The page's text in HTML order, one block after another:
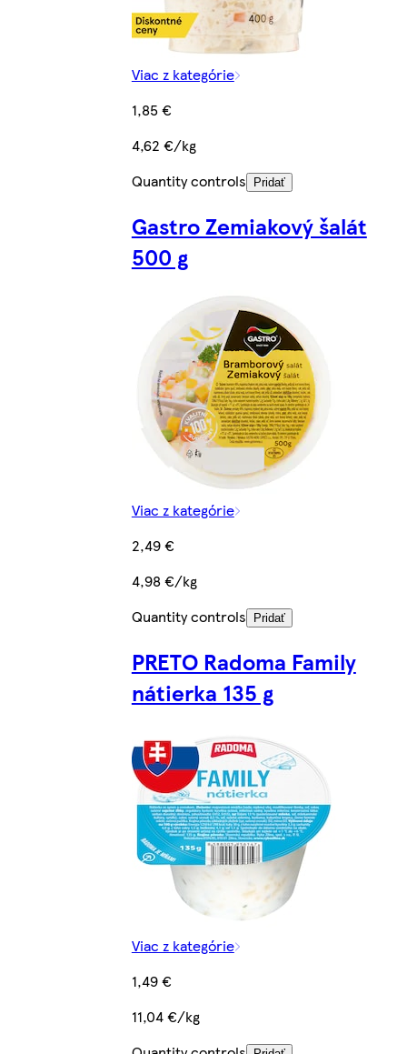
Viac z kategórie
1,85 €
4,62 €/kg
Quantity controls
Pridať
Gastro Zemiakový šalát
500 g
Viac z kategórie
2,49 €
4,98 €/kg
Quantity controls
Pridať
PRETO Radoma Family
nátierka 135 g
Viac z kategórie
1,49 €
11,04 €/kg